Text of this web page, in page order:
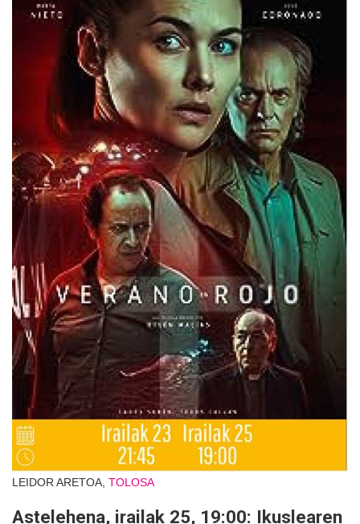
LEIDOR ARETOA, TOLOSA
Astelehena, irailak 25, 19:00: Ikuslearen